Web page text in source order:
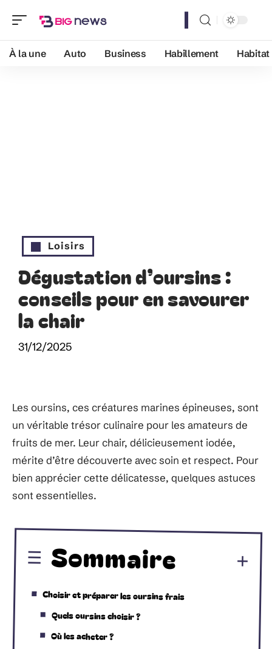
À la une Auto Business Habillement Habitat
Loisirs
Dégustation d’oursins :
conseils pour en savourer
la chair
31/12/2025
Les oursins, ces créatures marines épineuses, sont
un véritable trésor culinaire pour les amateurs de
fruits de mer. Leur chair, délicieusement iodée,
mérite d’être découverte avec soin et respect. Pour
bien apprécier cette délicatesse, quelques astuces
sont essentielles.
Sommaire
Choisir et préparer les oursins frais
Quels oursins choisir ?
Où les acheter ?